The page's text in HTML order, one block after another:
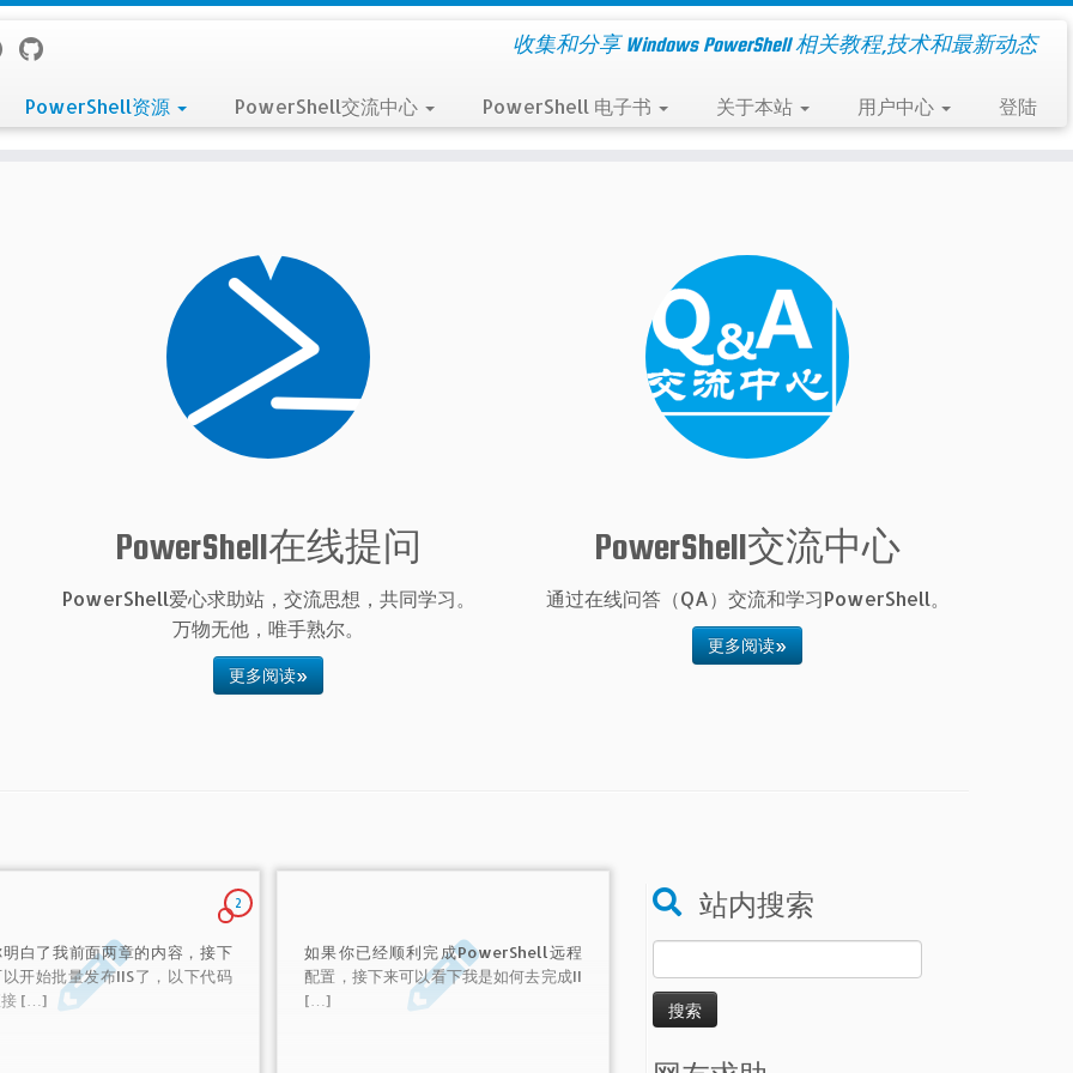
收集和分享 Windows PowerShell 相关教程,技术和最新动态
PowerShell资源 PowerShell交流中心 PowerShell 电子书 关于本站 用户中心 登陆
PowerShell在线提问
PowerShell爱心求助站，交流思想，共同学习。
万物无他，唯手熟尔。
更多阅读»
PowerShell交流中心
通过在线问答（QA）交流和学习PowerShell。
更多阅读»
2
白了我前面两章的内容，接下
开始批量发布IIS了，以下代码
接 […]
如果你已经顺利完成PowerShell远程
配置，接下来可以看下我是如何去完成II
[…]
站内搜索
索：